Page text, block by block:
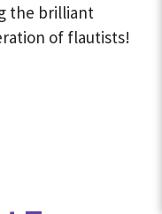
the brilliant
of flautists!